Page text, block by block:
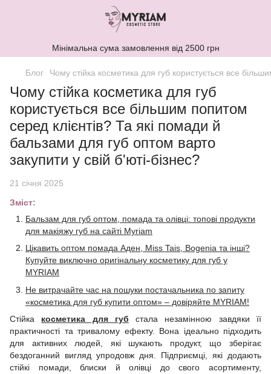
Мінімальна сума замовлення від 2500 грн
Блог Чому стійка косметика для губ користується все
Чому стійка косметика для губ
користується все більшим попитом
серед клієнтів? Та які помади й
бальзами для губ оптом варто
закупити у свій б'юті-бізнес?
21 січня 2025
Зміст:
Бальзам для губ оптом, помада та олівці: топові продукти
для макіяжу губ на сайті Myriam
Цікавить оптом помада Аден, Miss Tais, Bogenia та інші?
Купуйте виключно оригінальну косметику для губ у
MYRIAM
Не витрачайте час на пошуки постачальника по запиту
«косметика для губ купити оптом» – довіряйте MYRIAM!
Стійка косметика для губ стала незамінною завдяки її
практичності та тривалому ефекту. Вона ідеально підходить
для активних людей, які шукають продукт, що зберігає
бездоганний вигляд упродовж дня. Підприємці, які додають
стійкі помади, блиски й олівці до свого асортименту,